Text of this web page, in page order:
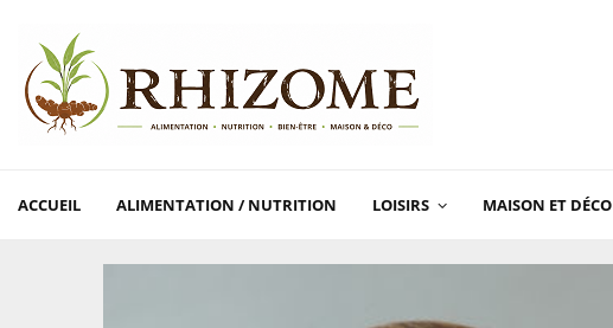
ACCUEIL ALIMENTATION / NUTRITION LOISIRS MAISON ET DÉCO